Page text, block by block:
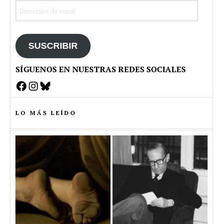
SUSCRIBIR
SÍGUENOS EN NUESTRAS REDES SOCIALES
Facebook
Instagram
Bluesky
LO MÁS LEÍDO